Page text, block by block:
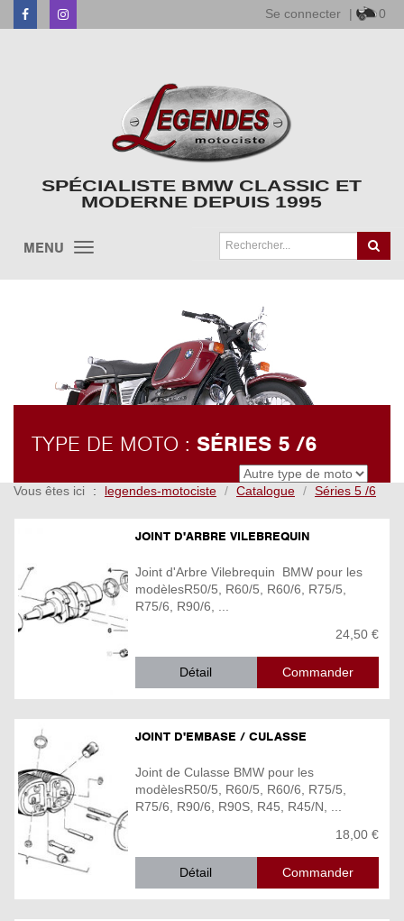
FacebookInstagram Se connecter | 0
SPÉCIALISTE BMW CLASSIC ET
MODERNE DEPUIS 1995
MENU
TYPE DE MOTO : SÉRIES 5 /6
Vous êtes ici legendes-motociste Catalogue Séries 5 /6
JOINT D'ARBRE VILEBREQUIN
Joint d'Arbre Vilebrequin BMW pour les
modèlesR50/5, R60/5, R60/6, R75/5,
R75/6, R90/6, ...
24,50 €
Détail
JOINT D'EMBASE / CULASSE
Joint de Culasse BMW pour les
modèlesR50/5, R60/5, R60/6, R75/5,
R75/6, R90/6, R90S, R45, R45/N, ...
18,00 €
Détail